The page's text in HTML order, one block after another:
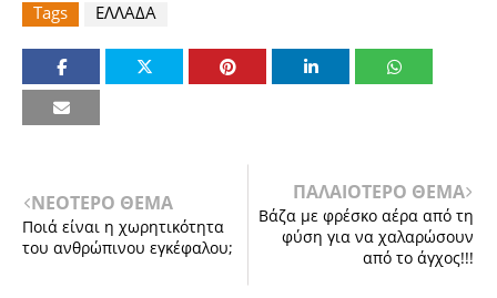
Tags ΕΛΛΑΔΑ
ΝΕΟΤΕΡΟ ΘΕΜΑ
Ποιά είναι η χωρητικότητα
του ανθρώπινου εγκέφαλου;
ΠΑΛΑΙΟΤΕΡΟ ΘΕΜΑ
Βάζα με φρέσκο αέρα από τη
φύση για να χαλαρώσουν
από το άγχος!!!